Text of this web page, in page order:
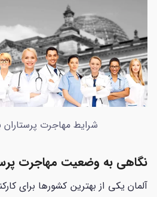
شرایط مهاجرت پرستاران
نگاهی به وضعیت مهاجرت
آلمان یکی از بهترین کشورها برای